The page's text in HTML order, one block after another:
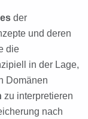
der
und deren
die
in der Lage,
Domänen
zu interpretieren
nach